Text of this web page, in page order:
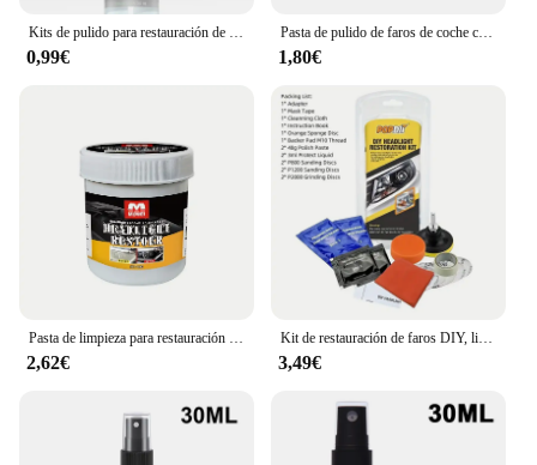
Kits de pulido para restauración de faros de coche, eliminador de arañazos, pasta de limpieza para reparación, elimina la oxidación, líquido para pulir faros
0,99€
Pasta de pulido de faros de coche con esponja y toalla, pulidor de luz de coche, pasta de limpieza, Kit de restauración de faros, abrillantador de faros
1,80€
Pasta de limpieza para restauración de faros delanteros de coche, líquido de pulido para eliminar arañazos y oxidación
2,62€
Kit de restauración de faros DIY, limpieza y pulido, Kit de reparación y limpieza de faros de coche, pasta de limpieza, novedad de 2024
3,49€